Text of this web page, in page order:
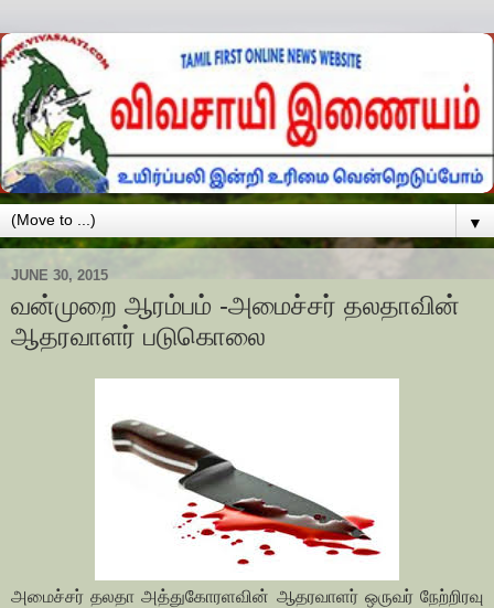
▼
JUNE 30, 2015
வன்முறை ஆரம்பம் -அமைச்சர் தலதாவின்
ஆதரவாளர் படுகொலை
அமைச்சர் தலதா அத்துகோரளவின் ஆதரவாளர் ஒருவர் நேற்றிரவு